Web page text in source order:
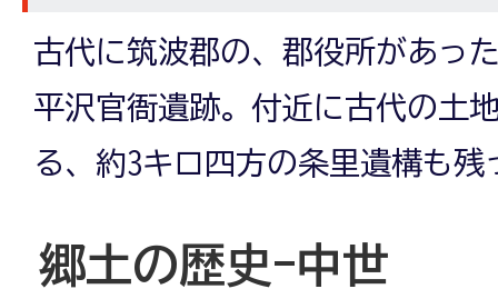
古代に筑波郡の、郡役所があっ
平沢官衙遺跡。付近に古代の土
る、約3キロ四方の条里遺構も残
郷土の歴史-中世